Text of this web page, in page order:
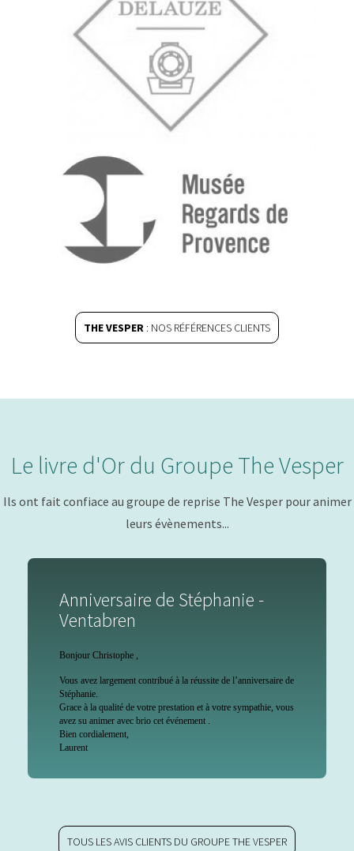
THE VESPER : NOS RÉFÉRENCES CLIENTS
Le livre d'Or du Groupe The Vesper
Ils ont fait confiace au groupe de reprise The Vesper pour animer
leurs évènements...
Anniversaire de Stéphanie -
Ventabren
Bonjour Christophe ,
Vous avez largement contribué à la réussite de l’anniversaire de
Stéphanie.
Grace à la qualité de votre prestation et à votre sympathie, vous
avez su animer avec brio cet événement .
Bien cordialement,
Laurent
TOUS LES AVIS CLIENTS DU GROUPE THE VESPER